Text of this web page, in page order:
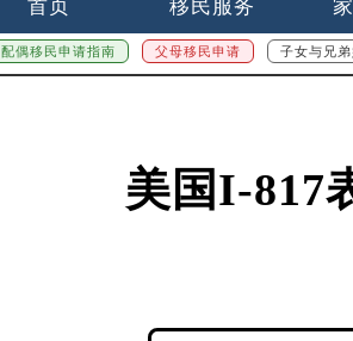
首页 移民服务
配偶移民申请指南 父母移民申请 子女与兄
美国I-817